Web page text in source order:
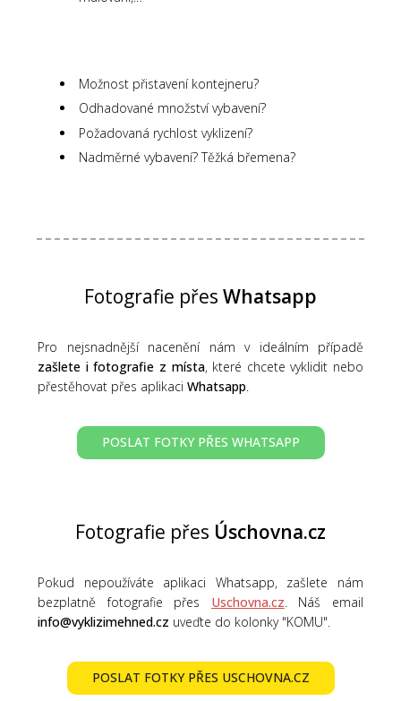
Možnost přistavení kontejneru?
Odhadované množství vybavení?
Požadovaná rychlost vyklizení?
Nadměrné vybavení? Těžká břemena?
Fotografie přes Whatsapp
Pro nejsnadnější nacenění nám v ideálním případě
zašlete i fotografie z místa, které chcete vyklidit nebo
přestěhovat přes aplikaci Whatsapp
POSLAT FOTKY PŘES WHATSAPP
Fotografie přes Úschovna.cz
Pokud nepoužíváte aplikaci Whatsapp, zašlete nám
bezplatně fotografie přes Uschovna.cz . Náš email
info@vyklizimehned.cz uveďte do kolonky "KOMU".
POSLAT FOTKY PŘES USCHOVNA.CZ